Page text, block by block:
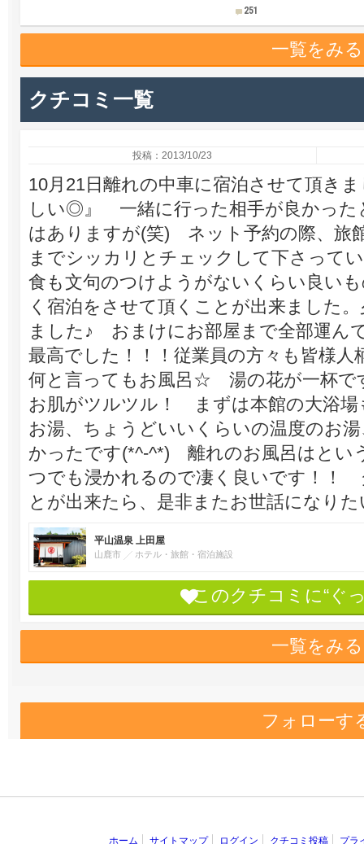
251
一覧をみる
クチコミ一覧
投稿：2013/10/23
10月21日離れの中車に宿泊させて頂き
しい◎』 一緒に行った相手が良かった
はありますが(笑) ネット予約の際、旅
までシッカリとチェックして下さって
食も文句のつけようがないくらい良い
く宿泊をさせて頂くことが出来ました
ました♪ おまけにお部屋まで全部運
最高でした！！！従業員の方々も皆様
何と言ってもお風呂☆ 湯の花が一杯で
お肌がツルツル！ まずは本館の大浴場
お湯、ちょうどいいくらいの温度のお
かったです(*^-^*) 離れのお風呂はとい
つでも浸かれるので凄く良いです！！
とが出来たら、是非またお世話になり
平山温泉 上田屋
山鹿市 ホテル・旅館・宿泊施設
このクチコミに“ぐ
一覧をみる
フォローす
ホーム サイトマップ ログイン クチコミ投稿 プラ